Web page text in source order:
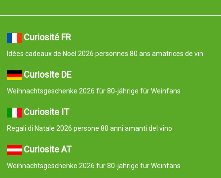
Curiosité FR
Idées cadeaux de Noël 2026 personnes 80 ans amatrices de vin
Curiosite DE
Weihnachtsgeschenke 2026 für 80-jährige für Weinfans
Curiosite IT
Regali di Natale 2026 persone 80 anni amanti del vino
Curiosite AT
Weihnachtsgeschenke 2026 für 80-jährige für Weinfans